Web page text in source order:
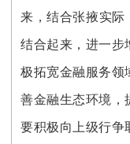
来，结合张掖实际
结合起来，进一步
极拓宽金融服务领
善金融生态环境，
要积极向上级行争